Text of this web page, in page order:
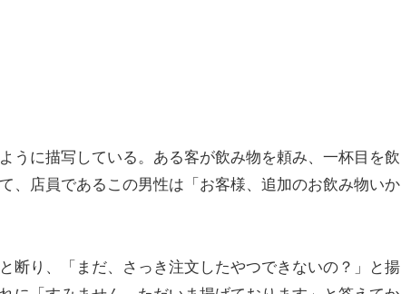
うに描写している。ある客が飲み物を頼み、一杯目を飲
、店員であるこの男性は「お客様、追加のお飲み物いか
断り、「まだ、さっき注文したやつできないの？」と揚